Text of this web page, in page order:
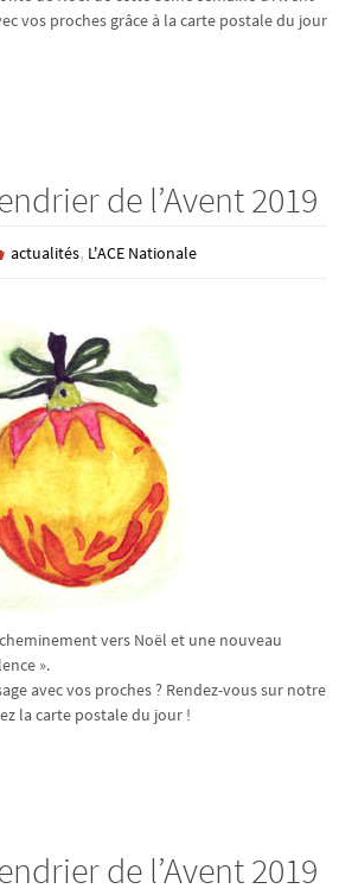
vos proches grâce à la carte postale du jour
de l’Avent 2019
actualités, L'ACE Nationale
vers Noël et une nouveau
».
avec vos proches ? Rendez-vous sur notre
la carte postale du jour !
de l’Avent 2019